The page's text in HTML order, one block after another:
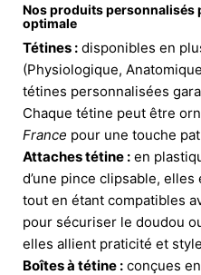
Nos produits personnalisés
optimale
Tétines : disponibles en
(Physiologique,
tétines personnalisées
Chaque tétine peut être
France pour une touche
Attaches tétine : en
d’une pince clipsable,
tout en étant compatibles
pour sécuriser le doudou
elles allient praticité et
Boîtes à tétine : conçues